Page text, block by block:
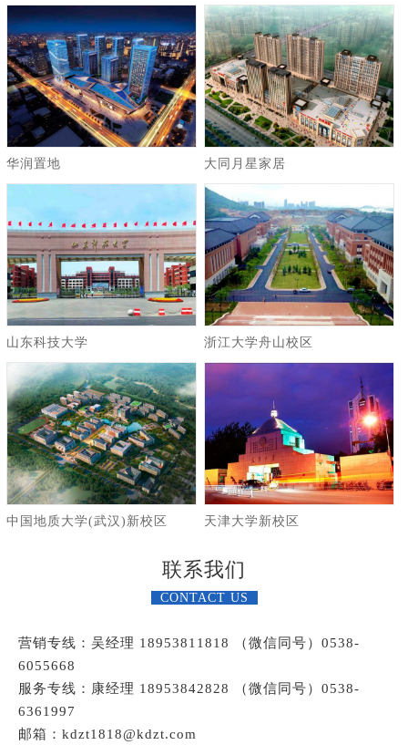
华润置地 大同月星家居
山东科技大学 浙江大学舟山校区
中国地质大学(武汉)新校区 天津大学新校区
联系我们
CONTACT US
营销专线：吴经理 18953811818 （微信同号）0538-
6055668
服务专线：康经理 18953842828 （微信同号）0538-
6361997
邮箱：kdzt1818@kdzt.com